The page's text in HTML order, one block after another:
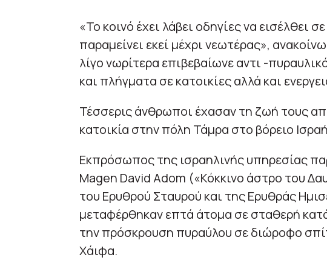
«Το κοινό έχει λάβει οδηγίες να εισέλθει
παραμείνει εκεί μέχρι νεωτέρας»,
λίγο νωρίτερα επιβεβαίωνε αντι -
και πλήγματα σε κατοικίες αλλά και
Τέσσερις άνθρωποι έχασαν τη ζωή τους
κατοικία στην πόλη Τάμρα στο βόρειο
Εκπρόσωπος της ισραηλινής υπηρεσίας
Magen David Adom («Κόκκινο άστρο του
του Ερυθρού Σταυρού και της Ερυθράς
μεταφέρθηκαν επτά άτομα σε σταθερή
την πρόσκρουση πυραύλου σε διώροφο
Χάιφα.